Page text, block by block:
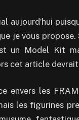
aujourd’hui
je vous
un Model Kit
cet article
envers les
les figurines